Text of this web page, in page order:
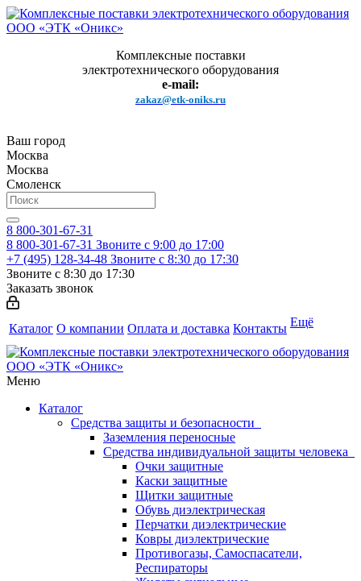
Комплексные поставки
электротехнического оборудования
e-mail:
zakaz@etk-oniks.ru
Ваш город
Москва
Москва
Смоленск
8 800-301-67-31
8 800-301-67-31 Звоните с 9:00 до 17:00
+7 (495) 128-34-48 Звоните с 8:30 до 17:30
Звоните с 8:30 до 17:30
Заказать звонок
Каталог О компании Оплата и доставка Контакты Ещё
Меню
Каталог
Средства защиты и безопасности
Заземления переносные
Средства индивидуальной защиты человека
Очки защитные
Каски защитные
Щитки защитные
Обувь диэлектрическая
Перчатки диэлектрические
Ковры диэлектрические
Противогазы, Самоспасатели,
Респираторы